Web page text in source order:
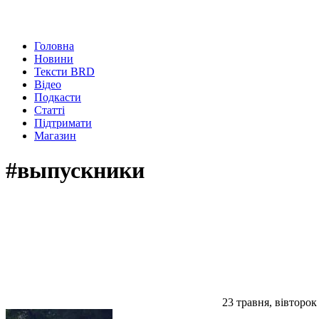
Головна
Новини
Тексти BRD
Відео
Подкасти
Статті
Підтримати
Магазин
#выпускники
23 травня,